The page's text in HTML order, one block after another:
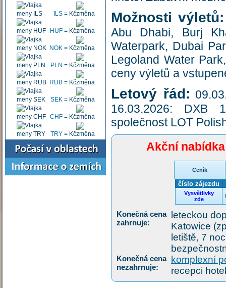
ILS= Kč
HUF= Kč
NOK= Kč
PLN = Kč
RUB= Kč
SEK= Kč
CHF= Kč
TRY= Kč
Možnosti výletů:
Abu Dhabi, Burj
Waterpark, Dubai
Legoland Water
ceny výletů a
Letový řád:
16.03.2026: DXB
společnost LOT
Akční
Ceník
číslo zájezdu
Vysvětlivky
zde
Konečná cena
zahrnuje:
leteckou
Katowice
letiště, 7
Konečná cena
nezahrnuje:
komplexní
recepci